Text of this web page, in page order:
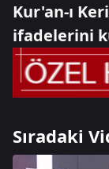
Kur'an-ı
ifadelerini
Sıradaki